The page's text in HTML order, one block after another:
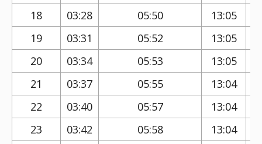
18 03:28 05:50 13:05
19
03:31 05:52 13:05
20
03:34 05:53 13:05
21
03:37 05:55 13:04
22
03:40 05:57 13:04
23
03:42 05:58 13:04